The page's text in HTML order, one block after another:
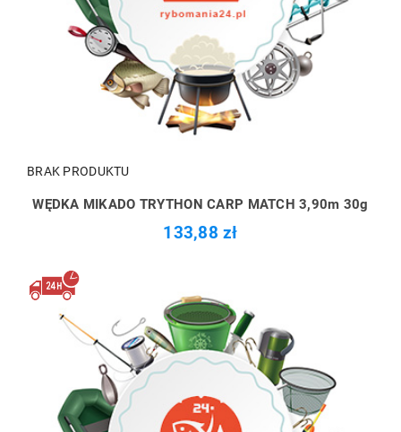
BRAK PRODUKTU
WĘDKA MIKADO TRYTHON CARP MATCH 3,90m 30g
133,88 zł